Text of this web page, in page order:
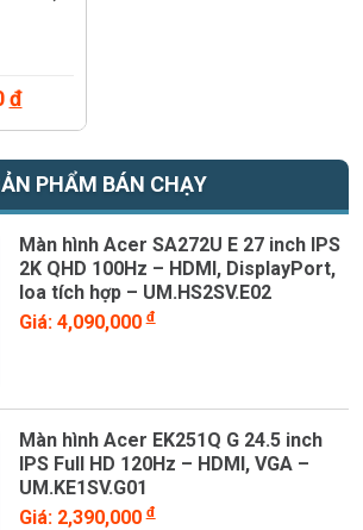
đ
PHẨM BÁN CHẠY
Màn hình Acer SA272U E 27 inch IPS
2K QHD 100Hz – HDMI, DisplayPort,
loa tích hợp – UM.HS2SV.E02
Giá: 4,090,000đ
Màn hình Acer EK251Q G 24.5 inch
IPS Full HD 120Hz – HDMI, VGA –
UM.KE1SV.G01
Giá: 2,390,000đ